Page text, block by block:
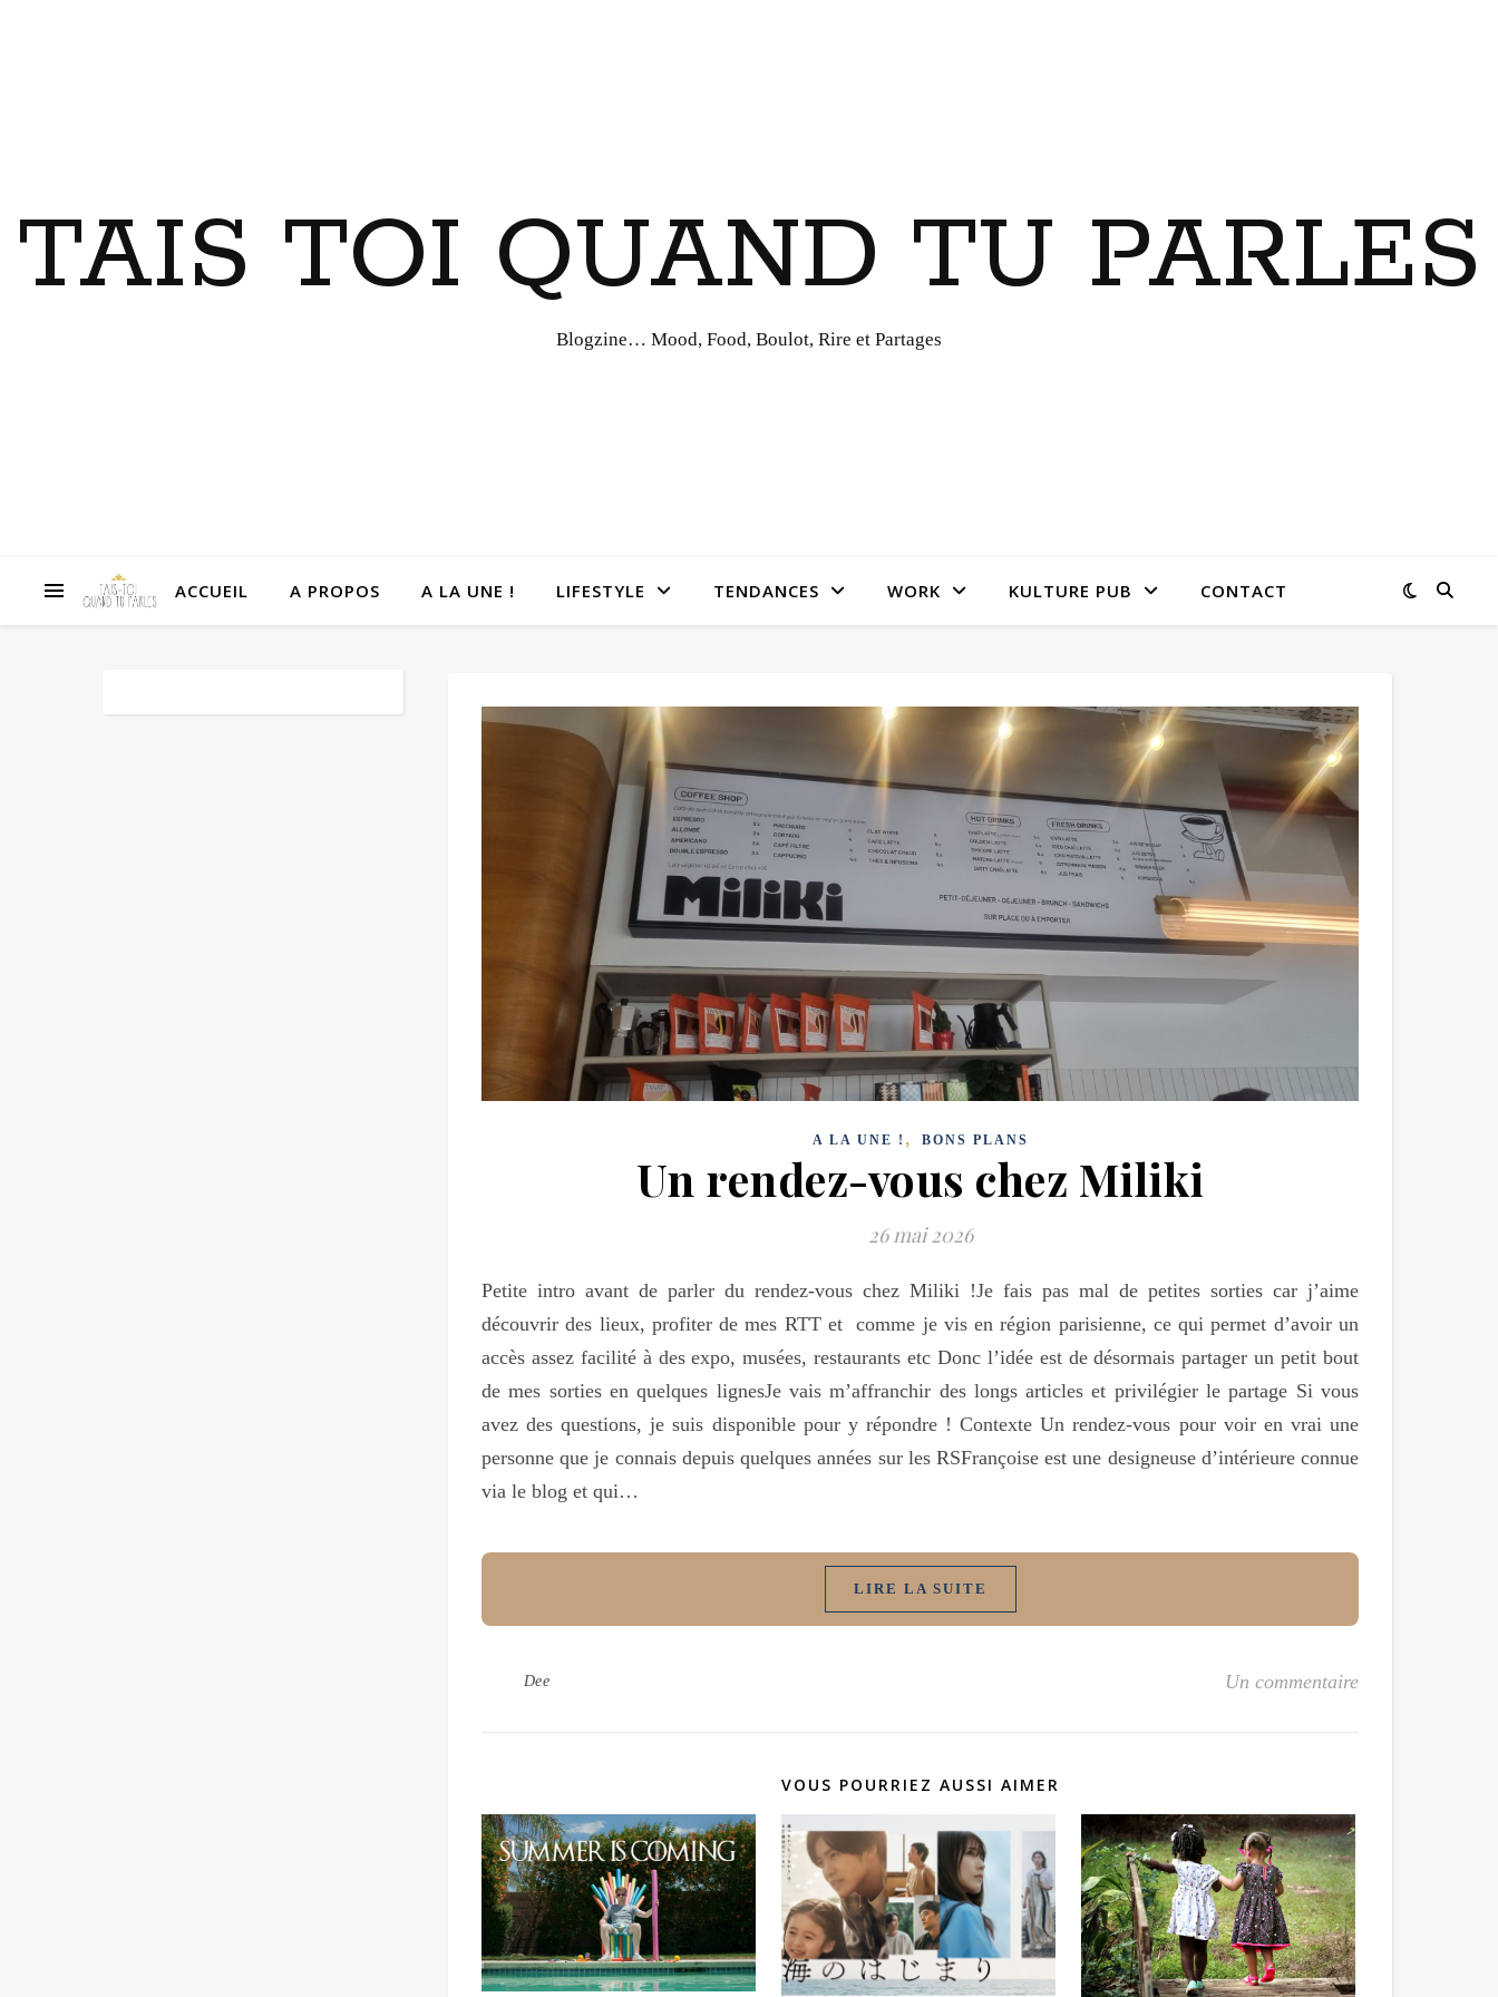
TAIS TOI QUAND TU PARLES
Blogzine… Mood, Food, Boulot, Rire et Partages
ACCUEIL A PROPOS A LA UNE ! LIFESTYLE TENDANCES WORK KULTURE PUB CONTACT
A LA UNE ! , BONS PLANS
Un rendez-vous chez Miliki
26 mai 2026
Petite intro avant de parler du rendez-vous chez Miliki !Je fais pas mal de petites sorties car j’aime
découvrir des lieux, profiter de mes RTT et comme je vis en région parisienne, ce qui permet d’avoir un
accès assez facilité à des expo, musées, restaurants etc Donc l’idée est de désormais partager un petit bout
de mes sorties en quelques lignesJe vais m’affranchir des longs articles et privilégier le partage Si vous
avez des questions, je suis disponible pour y répondre ! Contexte Un rendez-vous pour voir en vrai une
personne que je connais depuis quelques années sur les RSFrançoise est une designeuse d’intérieure connue
via le blog et qui…
LIRE LA SUITE
Dee Un commentaire
VOUS POURRIEZ AUSSI AIMER